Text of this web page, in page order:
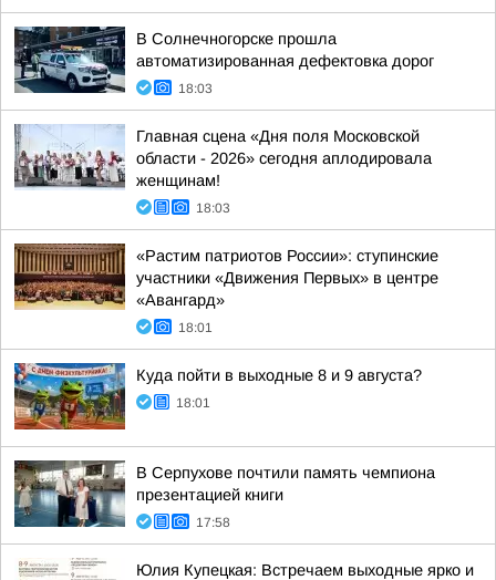
В Солнечногорске прошла
автоматизированная дефектовка дорог
18:03
Главная сцена «Дня поля Московской
области - 2026» сегодня аплодировала
женщинам!
18:03
«Растим патриотов России»: ступинские
участники «Движения Первых» в центре
«Авангард»
18:01
Куда пойти в выходные 8 и 9 августа?
18:01
В Серпухове почтили память чемпиона
презентацией книги
17:58
Юлия Купецкая: Встречаем выходные ярко и